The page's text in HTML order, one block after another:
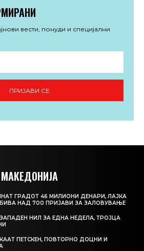
вести, понуди и специјални
ПРИЈАВИ СЕ
МАКЕДОНИЈА
ГРАДОТ 46 МИЛИОНИ ДЕНАРИ, ЛАЈКА
НАД 700 ПРИЈАВИ ЗА ЗАЛОВУВАЊЕ
НИЛ ЗА ЕДНА НЕДЕЛА, ТРОЈЦА
ПЕТСКЕН, ПОВТОРНО ДОЦНИ И